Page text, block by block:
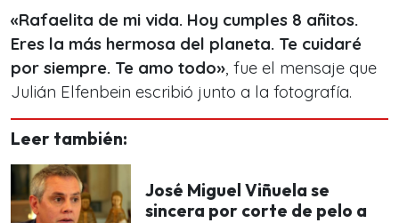
«Rafaelita de mi vida. Hoy cumples 8 añitos.
Eres la más hermosa del planeta. Te cuidaré
por siempre. Te amo todo», fue el mensaje que
Julián Elfenbein escribió junto a la fotografía.
Leer también:
José Miguel Viñuela se
sincera por corte de pelo a